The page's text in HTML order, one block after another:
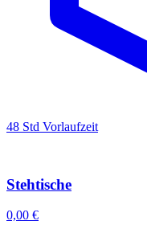
48 Std Vorlaufzeit
Stehtische
0,00 €